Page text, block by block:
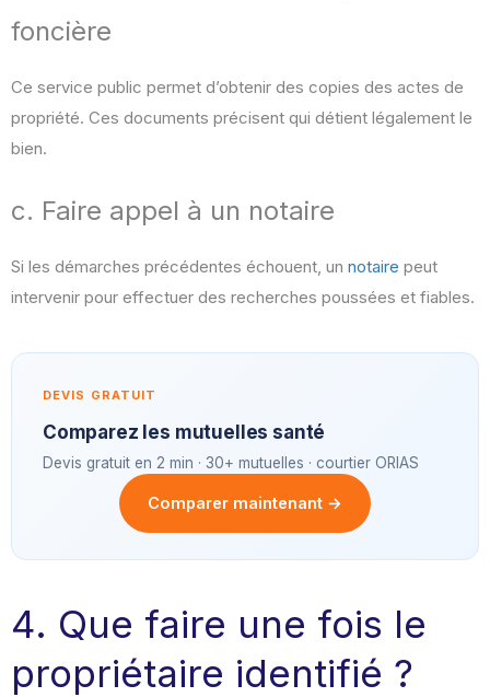
foncière
Ce service public permet d’obtenir des copies des actes de
propriété. Ces documents précisent qui détient légalement le
bien.
c. Faire appel à un notaire
Si les démarches précédentes échouent, un notaire peut
intervenir pour effectuer des recherches poussées et fiables.
DEVIS GRATUIT
Comparez les mutuelles santé
Devis gratuit en 2 min · 30+ mutuelles · courtier ORIAS
Comparer maintenant →
4. Que faire une fois le
propriétaire identifié ?